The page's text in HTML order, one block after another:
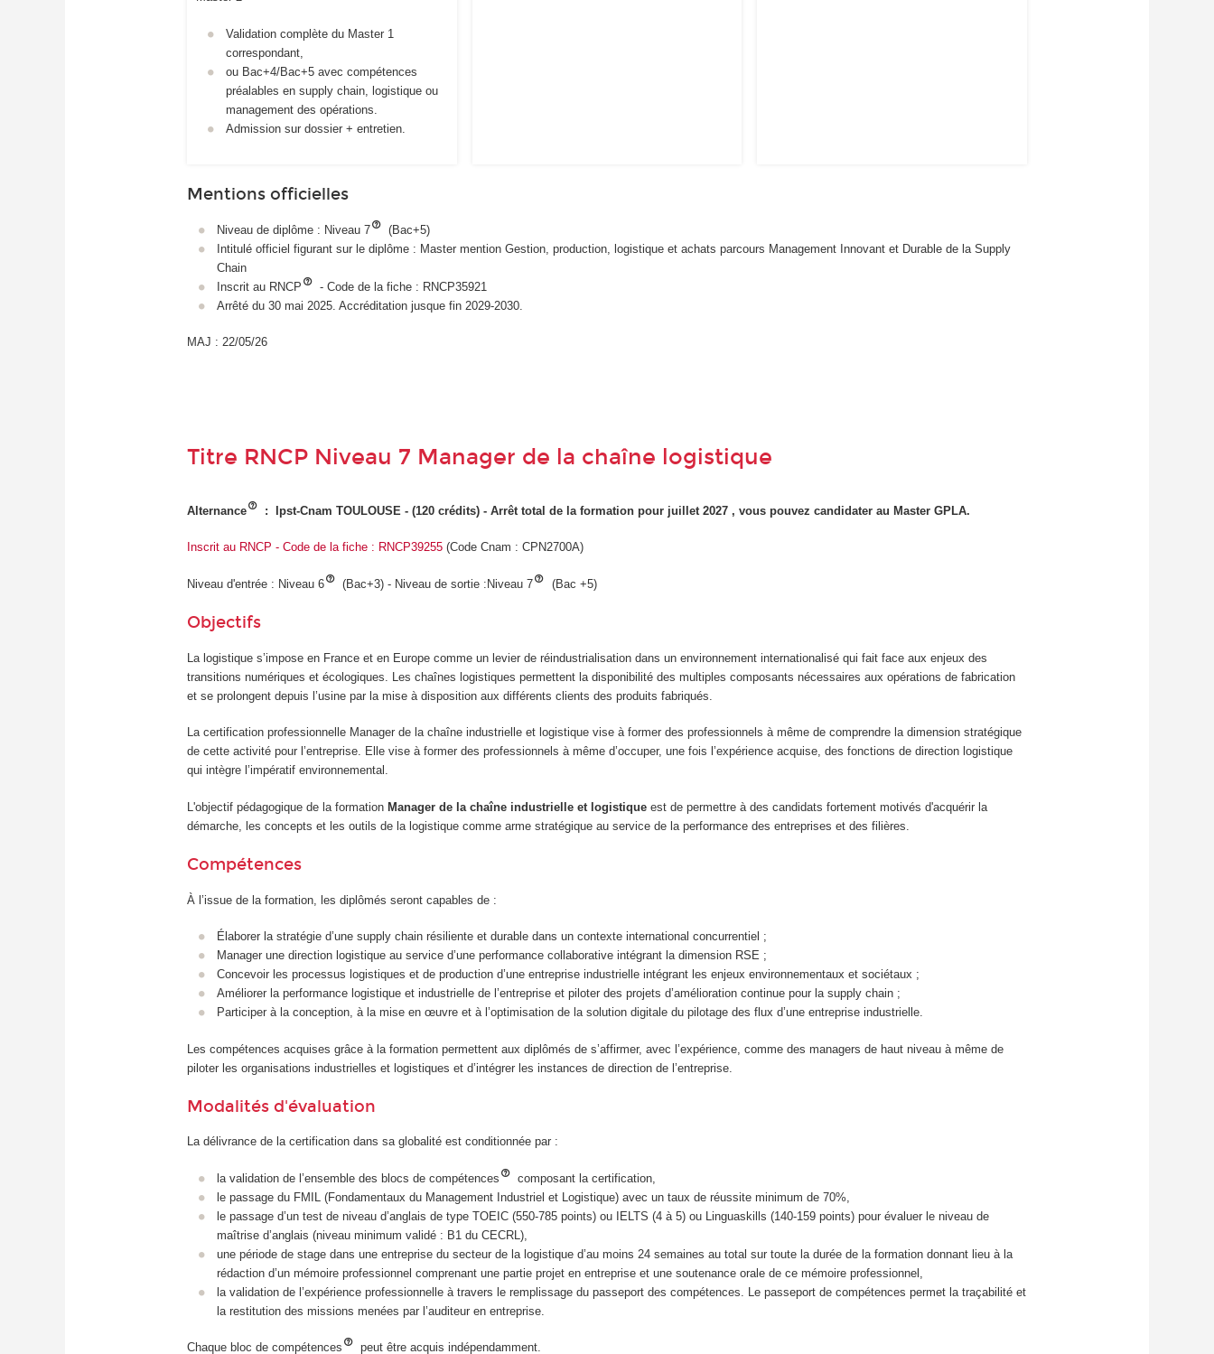
Validation complète du Master 1
correspondant,
ou Bac+4/Bac+5 avec compétences
préalables en supply chain, logistique ou
management des opérations.
Admission sur dossier + entretien.
Mentions officielles
Niveau de diplôme : Niveau 7
(Bac+5)
Intitulé officiel figurant sur le diplôme : Master mention Gestion, production, logistique et achats parcours Management Innovant et Durable de la Supply
Chain
Inscrit au RNCP
- Code de la fiche : RNCP35921
Arrêté du 30 mai 2025. Accréditation jusque fin 2029-2030.
MAJ : 22/05/26
Titre RNCP Niveau 7 Manager de la chaîne logistique
Alternance : Ipst-Cnam TOULOUSE - (120 crédits) - Arrêt total de la formation pour juillet 2027 , vous pouvez candidater au Master GPLA.
Inscrit au RNCP - Code de la fiche : RNCP39255 (Code Cnam : CPN2700A)
Niveau d'entrée : Niveau 6 (Bac+3) - Niveau de sortie :Niveau 7 (Bac +5)
Objectifs
La logistique s’impose en France et en Europe comme un levier de réindustrialisation dans un environnement internationalisé qui fait face aux enjeux des
transitions numériques et écologiques. Les chaînes logistiques permettent la disponibilité des multiples composants nécessaires aux opérations de fabrication
et se prolongent depuis l’usine par la mise à disposition aux différents clients des produits fabriqués.
La certification professionnelle Manager de la chaîne industrielle et logistique vise à former des professionnels à même de comprendre la dimension stratégique
de cette activité pour l’entreprise. Elle vise à former des professionnels à même d’occuper, une fois l’expérience acquise, des fonctions de direction logistique
qui intègre l’impératif environnemental.
L'objectif pédagogique de la formationManager de la chaîne industrielle et logistique est de permettre à des candidats fortement motivés d'acquérir la
démarche, les concepts et les outils de la logistique comme arme stratégique au service de la performance des entreprises et des filières.
Compétences
À l’issue de la formation, les diplômés seront capables de :
Élaborer la stratégie d’une supply chain résiliente et durable dans un contexte international concurrentiel ;
Manager une direction logistique au service d’une performance collaborative intégrant la dimension RSE ;
Concevoir les processus logistiques et de production d’une entreprise industrielle intégrant les enjeux environnementaux et sociétaux ;
Améliorer la performance logistique et industrielle de l’entreprise et piloter des projets d’amélioration continue pour la supply chain ;
Participer à la conception, à la mise en œuvre et à l’optimisation de la solution digitale du pilotage des flux d’une entreprise industrielle.
Les compétences acquises grâce à la formation permettent aux diplômés de s’affirmer, avec l’expérience, comme des managers de haut niveau à même de
piloter les organisations industrielles et logistiques et d’intégrer les instances de direction de l’entreprise.
Modalités d'évaluation
La délivrance de la certification dans sa globalité est conditionnée par :
la validation de l’ensemble des blocs de compétences
composant la certification,
le passage du FMIL (Fondamentaux du Management Industriel et Logistique) avec un taux de réussite minimum de 70%,
le passage d’un test de niveau d’anglais de type TOEIC (550-785 points) ou IELTS (4 à 5) ou Linguaskills (140-159 points) pour évaluer le niveau de
maîtrise d’anglais (niveau minimum validé : B1 du CECRL),
une période de stage dans une entreprise du secteur de la logistique d’au moins 24 semaines au total sur toute la durée de la formation donnant lieu à la
rédaction d’un mémoire professionnel comprenant une partie projet en entreprise et une soutenance orale de ce mémoire professionnel,
la validation de l’expérience professionnelle à travers le remplissage du passeport des compétences. Le passeport de compétences permet la traçabilité et
la restitution des missions menées par l’auditeur en entreprise.
Chaque bloc de compétences peut être acquis indépendamment.